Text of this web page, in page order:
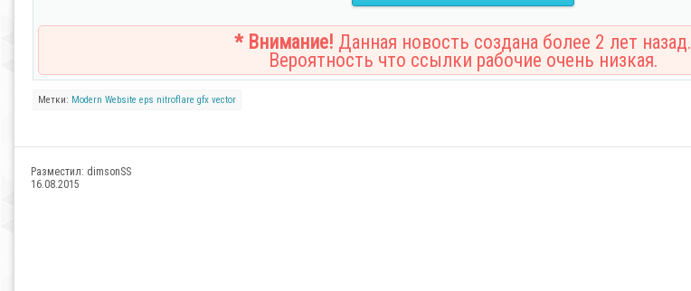
* Внимание! Данная новость создана более 2 лет назад.
Вероятность что ссылки рабочие очень низкая.
Метки: Modern Website eps nitroflare gfx vector
Разместил: dimsonSS
16.08.2015